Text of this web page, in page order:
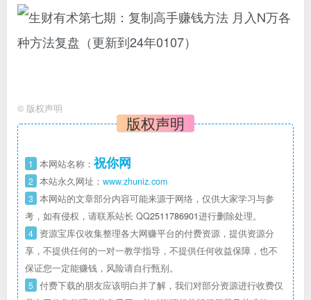
© 版权声明
版权声明
1 本网站名称： 祝你网
2 本站永久网址： www.zhuniz.com
3 本网站的文章部分内容可能来源于网络，仅供大家学习与参
考，如有侵权，请联系站长 QQ2511786901进行删除处理。
4 资源宝库仅收集整理各大网赚平台的付费资源，提供资源分
享，不提供任何的一对一教学指导，不提供任何收益保障，也不
保证您一定能赚钱，风险请自行甄别。
5 付费下载的朋友应该明白并了解，我们对部分资源进行收费仅